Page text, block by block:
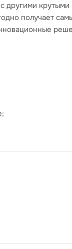
другими крутыми
получает